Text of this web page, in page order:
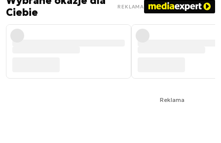
Ciebie
REKLAMA
Reklama